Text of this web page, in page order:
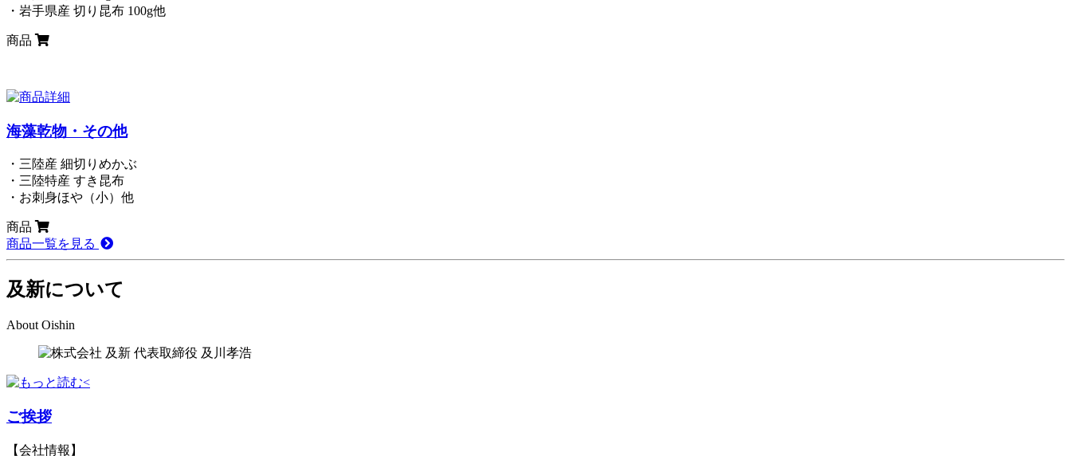
・岩手県産 切り昆布 100g他
商品
海藻乾物・その他
・三陸産 細切りめかぶ
・三陸特産 すき昆布
・お刺身ほや（小）他
商品
商品一覧を見る
及新について
About Oishin
ご挨拶
【会社情報】